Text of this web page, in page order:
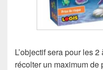
L’objectif sera pour les
récolter un maximum